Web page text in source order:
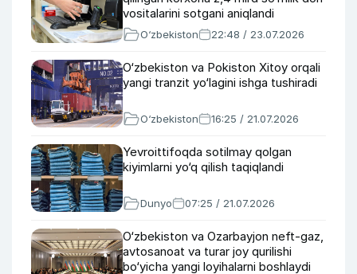
vositalarini sotgani aniqlandi
O‘zbekiston 22:48 / 23.07.2026
O‘zbekiston va Pokiston Xitoy orqali
yangi tranzit yo‘lagini ishga tushiradi
O‘zbekiston 16:25 / 21.07.2026
Yevroittifoqda sotilmay qolgan
kiyimlarni yo‘q qilish taqiqlandi
Dunyo 07:25 / 21.07.2026
O‘zbekiston va Ozarbayjon neft-gaz,
avtosanoat va turar joy qurilishi
bo‘yicha yangi loyihalarni boshlaydi